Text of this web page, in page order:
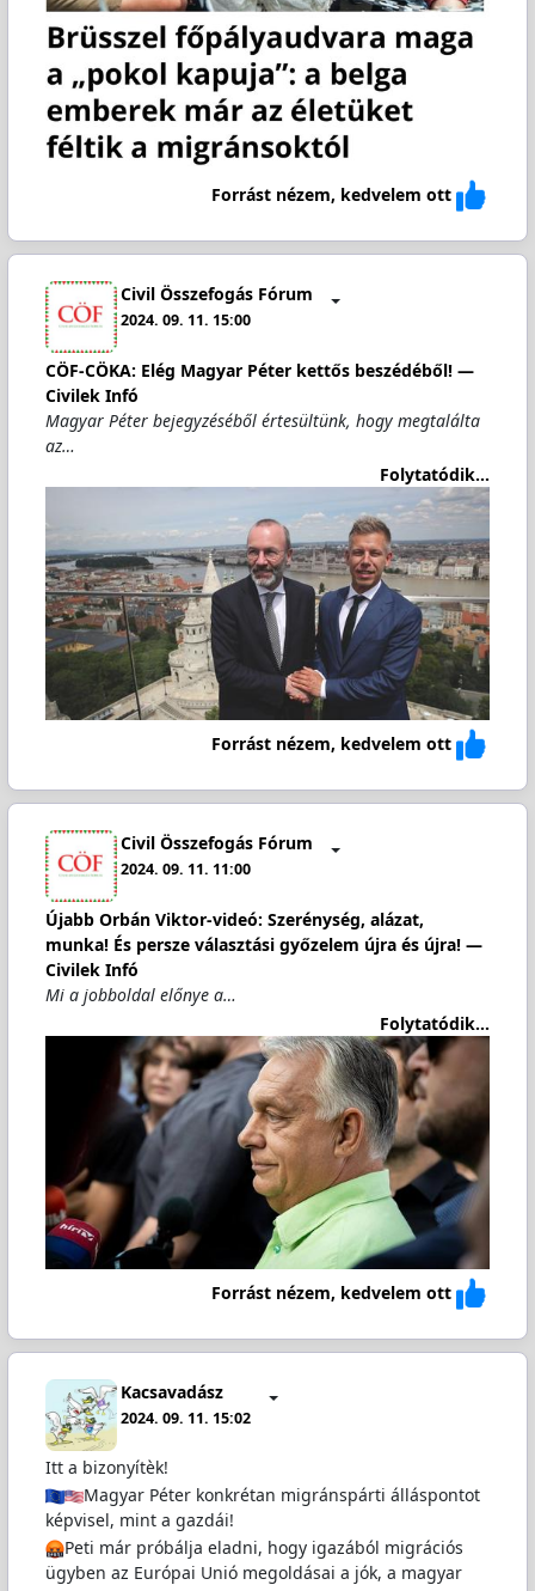
Forrást nézem, kedvelem ott
Civil Összefogás Fórum
2024. 09. 11. 15:00
CÖF-CÖKA: Elég Magyar Péter kettős beszédéből! —
Civilek Infó
Magyar Péter bejegyzéséből értesültünk, hogy megtalálta
az…
Folytatódik...
Forrást nézem, kedvelem ott
Civil Összefogás Fórum
2024. 09. 11. 11:00
Újabb Orbán Viktor-videó: Szerénység, alázat,
munka! És persze választási győzelem újra és újra! —
Civilek Infó
Mi a jobboldal előnye a…
Folytatódik...
Forrást nézem, kedvelem ott
Kacsavadász
2024. 09. 11. 15:02
Itt a bizonyítèk!
Magyar Péter konkrétan migránspárti álláspontot
képvisel, mint a gazdái!
Peti már próbálja eladni, hogy igazából migrációs
ügyben az Európai Unió megoldásai a jók, a magyar